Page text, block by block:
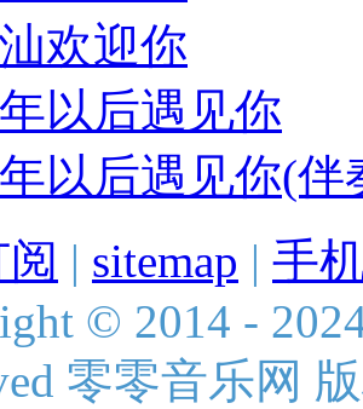
欢迎你
以后遇见你
以后遇见你(伴
阅 | sitemap | 手
© 2014 -
零零音乐网